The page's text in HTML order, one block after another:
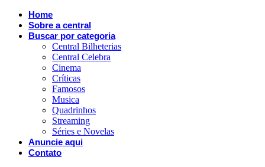
Home
Sobre a central
Buscar por categoria
Central Bilheterias
Central Celebra
Cinema
Críticas
Famosos
Musica
Quadrinhos
Streaming
Séries e Novelas
Anuncie aqui
Contato